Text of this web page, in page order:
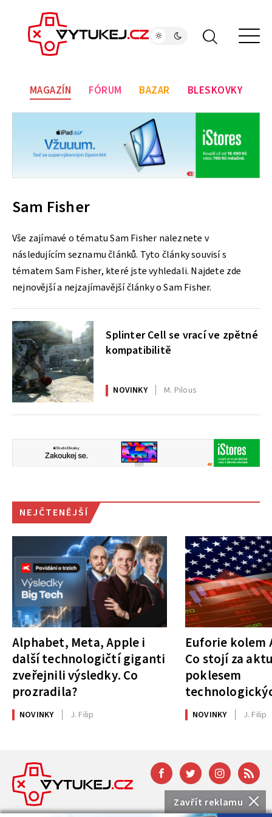
Zavřít reklamu
MAGAZÍN FÓRUM BAZAR BLESKOVKY
Sam Fisher
Vše zajímavé o tématu Sam Fisher naleznete v
následujícím seznamu článků. Tyto články souvisí s
tématem Sam Fisher, které jste vyhledali. Najdete zde
nejnovější a nejzajímavější články o Sam Fisher.
Splinter Cell se vrací ve zpětné
kompatibilitě
NOVINKY M. Pilous
NEJČTENĚJŠÍ
Alphabet, Meta, Apple i
další technologičtí giganti
zveřejnili výsledky. Co
prozradila?
NOVINKY J. Filip
Euforie kolem
Co stojí za
poklesem
NOVINKY J. Filip